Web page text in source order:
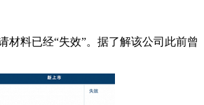
材料已经“失效”。据了解该公司此前曾